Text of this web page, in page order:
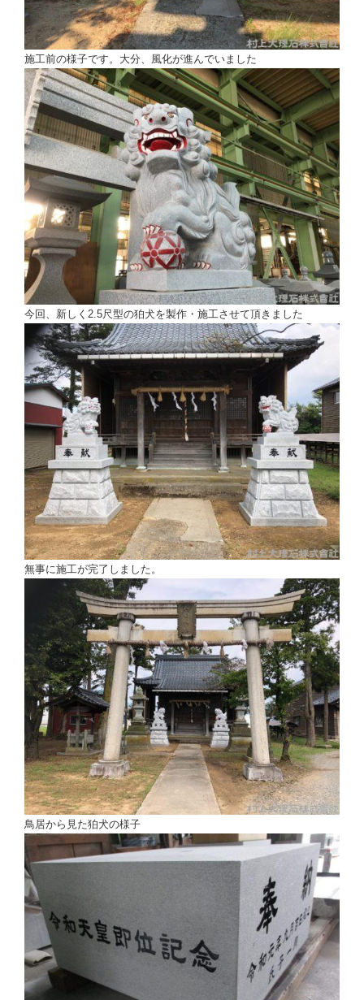
施工前の様子です。大分、風化が進んでいました
今回、新しく2.5尺型の狛犬を製作・施工させて頂きました
無事に施工が完了しました。
鳥居から見た狛犬の様子